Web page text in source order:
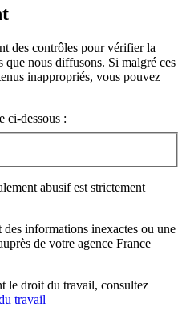
des contrôles pour vérifier la
nous diffusons. Si malgré ces
inappropriés, vous pouvez
ci-dessous :
abusif est strictement
des informations inexactes ou une
de votre agence France
le droit du travail, consultez
travail